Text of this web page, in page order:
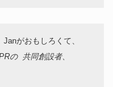
がおもしろくて、
の 共同創設者、